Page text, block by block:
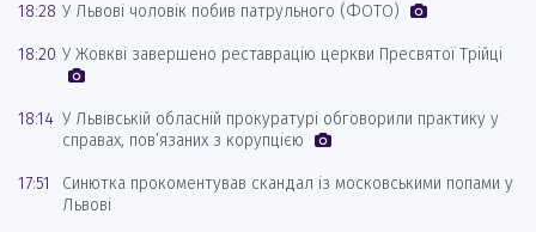
18:28 У Львові чоловік побив патрульного (ФОТО)
18:20 У Жовкві завершено реставрацію церкви Пресвятої Трійці
18:14 У Львівській обласній прокуратурі обговорили практику у
справах, пов’язаних з корупцією
17:51
Синютка прокоментував скандал із московськими попами у
Львові